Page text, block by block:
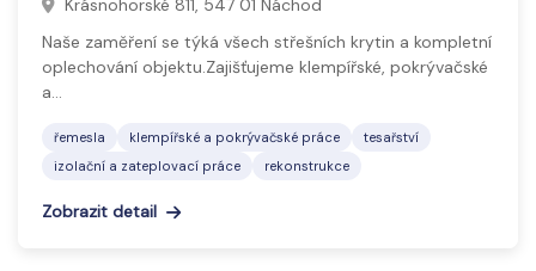
Krásnohorské 811, 547 01 Náchod
Naše zaměření se týká všech střešních krytin a kompletní
oplechování objektu.Zajišťujeme klempířské, pokrývačské
a…
řemesla klempířské a pokrývačské práce
tesařství
izolační a zateplovací práce
rekonstrukce
Zobrazit detail